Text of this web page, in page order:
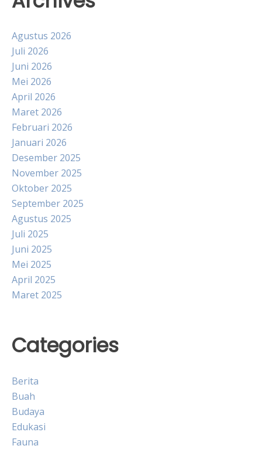
Agustus 2026
Juli 2026
Juni 2026
Mei 2026
April 2026
Maret 2026
Februari 2026
Januari 2026
Desember 2025
November 2025
Oktober 2025
September 2025
Agustus 2025
Juli 2025
Juni 2025
Mei 2025
April 2025
Maret 2025
Categories
Berita
Buah
Budaya
Edukasi
Fauna